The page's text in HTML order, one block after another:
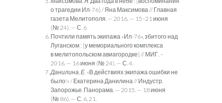
о трагедии Ил-76] / Яна Максимова // Главная
газета Мелитополя. — 2016. — 15–21 июня
(№ 24). — С. 6
Почтили память экипажа «Ил-76», збитого над
Луганском : [у мемориального комплекса
в мелитопольском авиагородке] // МИГ. –
2016. — 16 июня (№ 24). — С. 4.
Данилина, Е. «В действиях экипажа ошибки не
было!» / Екате­рина Данилина // Индустр.
Запорожье. Панорама. — 2015. — 18 июня
(№ 86). — С. 6, 21.